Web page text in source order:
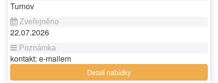
Turnov
22.07.2026
kontakt: e-mailem
Detail nabídky